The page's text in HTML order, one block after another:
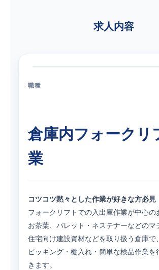
求人内容
職種
倉庫内フォークリ
業
コツコツ黙々とした作業が好きな方必見
フォークリフトでの入出庫作業が中心の
お茶葉、パレット・ネステナーなどのマ
住宅向け建設資材などを取り扱う倉庫で
ピッキング・棚入れ・簡単な検品作業を
きます。